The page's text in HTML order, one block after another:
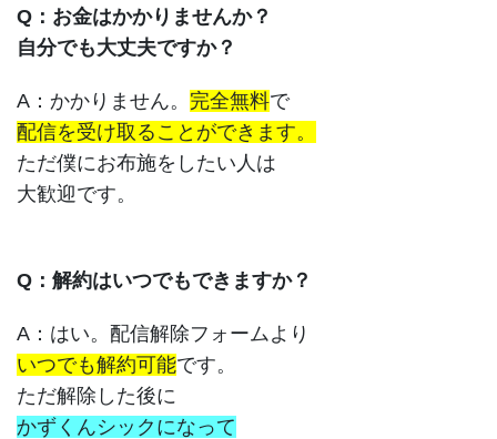
Q：お金はかかりませんか？
自分でも大丈夫ですか？
A：かかりません。 完全無料で
配信を受け取ることができます。
ただ僕にお布施をしたい人は
大歓迎です。
Q：解約はいつでもできますか？
A：はい。配信解除フォームより
いつでも解約可能です。
ただ解除した後に
かずくんシックになって